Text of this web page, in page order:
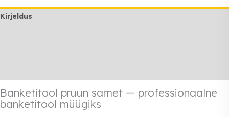
Kirjeldus
Banketitool pruun samet — professionaalne
banketitool müügiks